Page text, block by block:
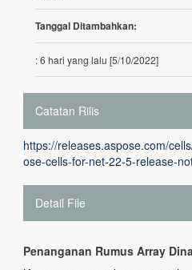
Tanggal Ditambahkan:
: 6 hari yang lalu [5/10/2022]
Catatan Rilis
https://releases.aspose.com/
ose-cells-for-net-22-5-release-
Detail File
Penanganan Rumus Array